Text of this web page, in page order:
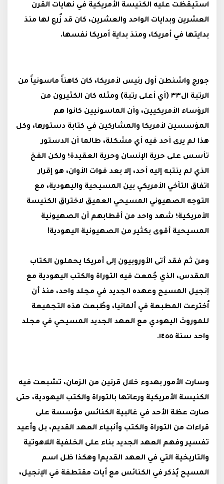
استيقظت عليه الكنيسة الأمريكية في نهايات القرن
العشرين وبدايات الواحد والعشرين، كان قد زُرع لها منذ
بدايتها في أمريكا، ومنذ بداية أمريكا نفسها.
جورج واشنطن أول رئيس لأمريكا، كان كاهناً ماسونياً من
الرتبة ال٣٣ (أي أعلى رتبة) ومثله كان الكثيرون من
الرؤساء الأمريكيين، وأن الماسونيين كانوا هم
المؤسسين لأمريكا والمشاركين في كتابة دستورها، وكل
هذا لم يرى أحد فيه أي مشكلة، طالما أن الدستور
تأسس على حرية الإنسان وحرية العقيدة؛ ولكن الفخ
الذي لم ينتبه إليه أحد، إلا بعد فوات الأوان، هو إقرار
اتفاق التآخي الأمريكي بين المسيحية واليهودية، مع
التوجه الصهيوني المسيحي العميق لاختراق الكنيسة
الأمريكية؛ شهد واحد من أقطابهم أن الصهيونية
المسيحية أقوى بكثير من الصهيونية اليهودية!
ومن ثم فقد أتى الأوروبيون إلى أمريكا يحملون الكتاب
المقدس، الذي جُمعت فيه التوراة والكتب اليهودية مع
إنجيل المسيح وعهده الجديد في مجلد واحد، منذ أن
اُخترعت المطبعة في ألمانيا، وطُبعت هذه التجميعة
للموروث اليهودي مع العهد الجديد المسيحي في مجلد
واحد سنة ١٤٥٥.
وسارت الأمور بهدوء خلال قرنين من الزمان، تشبعت فيه
الكنيسة الأمريكية ورعاتها بالتوراة والكتب اليهودية، حتى
صارت عظة الأحد في غالبية الكنائس مؤسسة على
قراءات من التوراة والكتب وأنبياء العهد القديم، بل وأعيد
تفسير وفهم العهد الجديد بناء على الخلفية اللاهوتية
والتاريخية التي في العهد القديم! وهكذا ظل اسم
المسيح يُذكر في الكنائس مع أيات مقتطفة في الإنجيل،